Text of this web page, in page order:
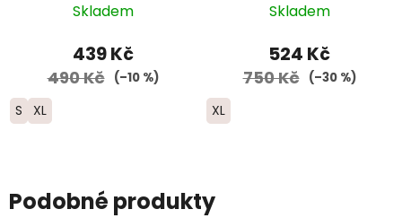
Trail - černá/červená
Skladem
439 Kč
490 Kč (–10 %)
S XL
oranžová/červená
Skladem
524 Kč
750 Kč (–30 %)
XL
Podobné produkty